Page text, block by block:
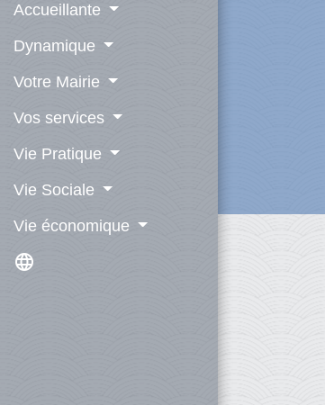
Accueillante
Dynamique
Votre Mairie
Vos services
Vie Pratique
Vie Sociale
Vie économique
language